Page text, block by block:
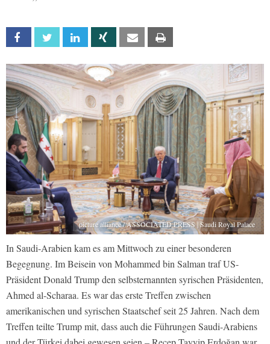
Facebook Twitter Linkedin Xing Email
picture alliance / ASSOCIATED PRESS | Saudi Royal Palace
In Saudi-Arabien kam es am Mittwoch zu einer besonderen
Begegnung. Im Beisein von Mohammed bin Salman traf US-
Präsident Donald Trump den selbsternannten syrischen Präsidenten,
Ahmed al-Scharaa. Es war das erste Treffen zwischen
amerikanischen und syrischen Staatschef seit 25 Jahren. Nach dem
Treffen teilte Trump mit, dass auch die Führungen Saudi-Arabiens